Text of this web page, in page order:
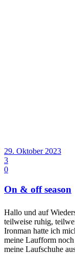
29. Oktober 2023
3
0
On & off season
Hallo und auf
teilweise ruhig,
Ironman hatte ich
meine Laufform
meine Laufschuhe